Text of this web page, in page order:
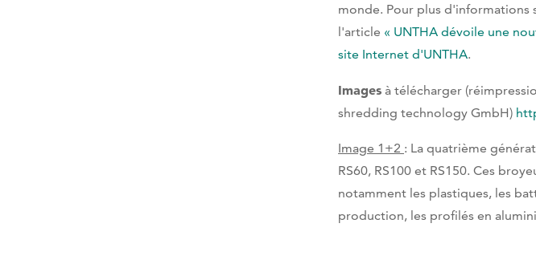
monde. Pour plus d'informations
l'article « UNTHA dévoile une
site Internet d'UNTHA.
Images à télécharger
shredding technology GmbH)
Image 1+2 : La quatrième
RS60, RS100 et RS150. Ces
notamment les plastiques, les
production, les profilés en